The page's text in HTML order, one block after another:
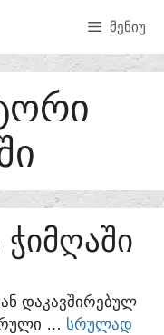
ᲛᲔᲜᲘᲣ
ᲓᲐᲙᲐᲕᲨᲘᲠᲔᲑᲣᲚ
… ᲡᲠᲣᲚᲐᲓ